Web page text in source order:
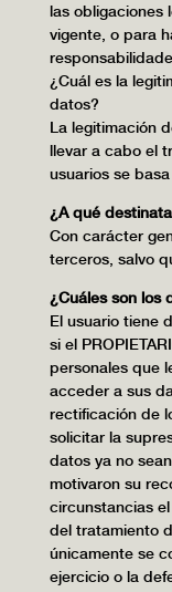
las obligaciones
vigente, o para
¿Cuál es la
datos?
La legitimación
llevar a cabo el
usuarios se
¿A qué
Con carácter
terceros, salvo
¿Cuáles son los
El usuario tiene
si el
personales que
acceder a sus
rectificación de
solicitar la
datos ya no
motivaron su
circunstancias
del tratamiento
únicamente se
ejercicio o la